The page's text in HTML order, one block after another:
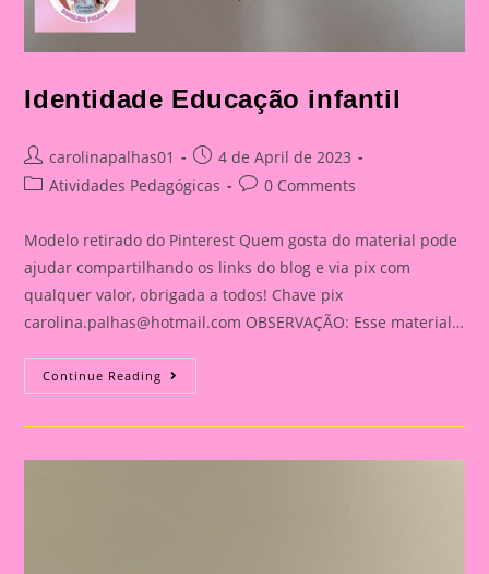
Identidade Educação infantil
Post
author:
carolinapalhas01
Post
published:
4 de April de 2023
PostAtividades Pedagógicas
Post0 Comments
Modelo retirado do Pinterest Quem gosta do material pode
ajudar compartilhando os links do blog e via pix com
qualquer valor, obrigada a todos! Chave pix
carolina.palhas@hotmail.com OBSERVAÇÃO: Esse material…
Continue Reading Identidade
Educação